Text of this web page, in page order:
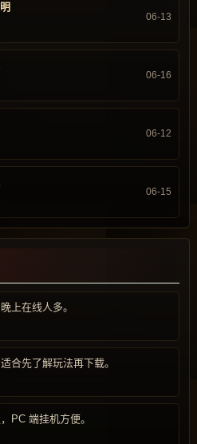
06-13
06-16
06-12
06-15
上在线人多。
合先了解玩法再下载。
PC 端挂机方便。